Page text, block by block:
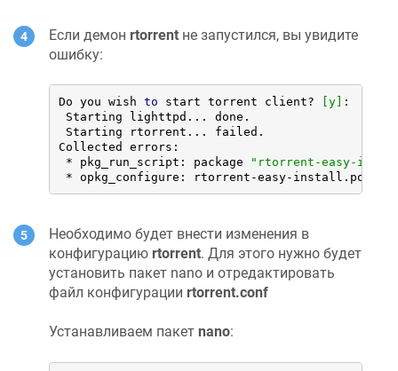
Если демон rtorrent не запустился, вы увидите
ошибку:
Do you wish to start torrent client? [y]
:
Starting lighttpd... done.
Starting rtorrent... failed.
Collected errors:
* pkg_run_script: package
"rtorrent-easy-
* opkg_configure: rtorrent-easy-
Необходимо будет внести изменения в
конфигурацию rtorrent. Для этого нужно будет
установить пакет nano и отредактировать
файл конфигурации rtorrent.conf
Устанавливаем пакет nano: